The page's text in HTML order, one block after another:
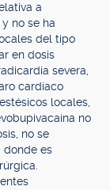
a
no se ha
del tipo
en dosis
severa,
cardíaco
locales,
no
no se
donde es